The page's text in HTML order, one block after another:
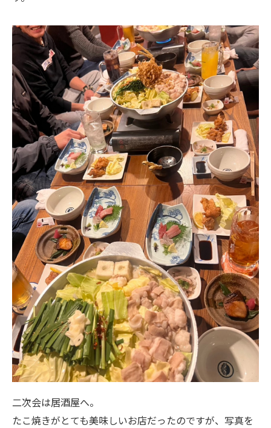
二次会は居酒屋へ。
たこ焼きがとても美味しいお店だったのですが、写真を